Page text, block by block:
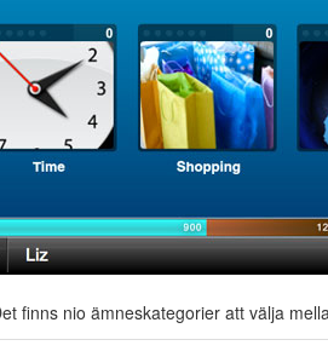
finns nio ämneskategorier att välja